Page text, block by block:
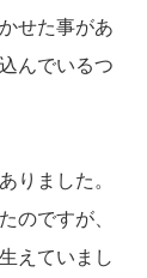
せた事があ
んでいるつ
りました。
のですが、
えていまし